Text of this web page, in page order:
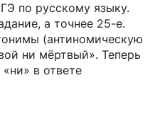
по русскому языку.
а точнее 25-е.
(антиномическую
ни мёртвый». Теперь
в ответе